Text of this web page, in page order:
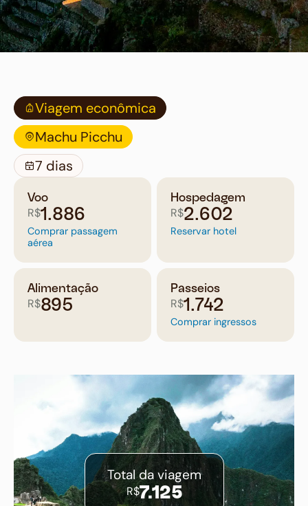
Viagem econômica
Machu Picchu
7 dias
Voo
R$1.886
Comprar passagem
aérea
Hospedagem
R$2.602
Reservar hotel
Alimentação
R$895
Passeios
R$1.742
Comprar ingressos
Total da viagem
R$7.125